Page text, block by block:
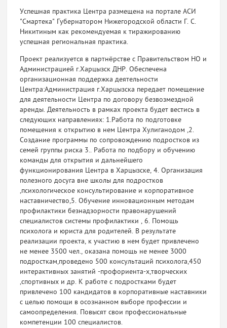
Успешная практика Центра размещена на портале АСИ
"Смартека" Губернатором Нижегородской области Г. С.
Никитиным как рекомендуемая к тиражированию
успешная региональная практика.
Проект реализуется в партнёрстве с Правительством НО и
Администрацией г.Харцызск ДНР. Обеспечена
организационная поддержка деятельности
Центра:Администрация г.Харцызска передает помещение
для деятельности Центра по договору безвозмездной
аренды. Деятельность в рамках проекта будет вестись в
следующих направлениях: 1.Работа по подготовке
помещения к открытию в нем Центра Хулиганодом ,2.
Создание программы по сопровождению подростков из
семей группы риска 3.. Работа по подбору и обучению
команды для открытия и дальнейшего
функционирования Центра в Харцызске, 4. Организация
полезного досуга вне школы для подростков
,психологическое консультирование и корпоративное
наставничество,5. Обучение инновационным методам
профилактики безнадзорности правонарушений
специалистов системы профилактики , 6. Помощь
психолога и юриста для родителей. В результате
реализации проекта, к участию в нем будет привлечено
не менее 3500 чел., оказана помощь не менее 3000
подросткам,проведено 500 консультаций психолога,450
интерактивных занятий -профориента-х,творческих
,спортивных и др. К работе с подростками будет
привлечено 100 кандидатов в корпоративные наставники
с целью помощи в осознанном выборе профессии и
самоопределения. Повысят свои профессиональные
компетенции 100 специалистов.